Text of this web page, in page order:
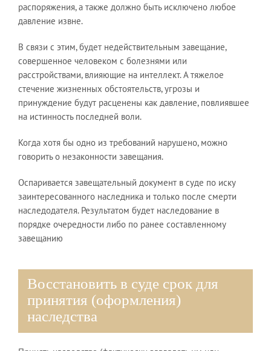
распоряжения, а также должно быть исключено любое
давление извне.
В связи с этим, будет недействительным завещание,
совершенное человеком с болезнями или
расстройствами, влияющие на интеллект. А тяжелое
стечение жизненных обстоятельств, угрозы и
принуждение будут расценены как давление, повлиявшее
на истинность последней воли.
Когда хотя бы одно из требований нарушено, можно
говорить о незаконности завещания.
Оспаривается завещательный документ в суде по иску
заинтересованного наследника и только после смерти
наследодателя. Результатом будет наследование в
порядке очередности либо по ранее составленному
завещанию
Восстановить в суде срок для
принятия (оформления)
наследства